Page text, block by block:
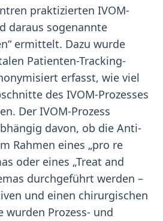
praktizierten IVOM-
daraus sogenannte
ermittelt. Dazu wurde
Patienten-Tracking-
erfasst, wie viel
des IVOM-Prozesses
Der IVOM-Prozess
davon, ob die Anti-
Rahmen eines „pro re
oder eines „Treat and
durchgeführt werden –
und einen chirurgischen
wurden Prozess- und